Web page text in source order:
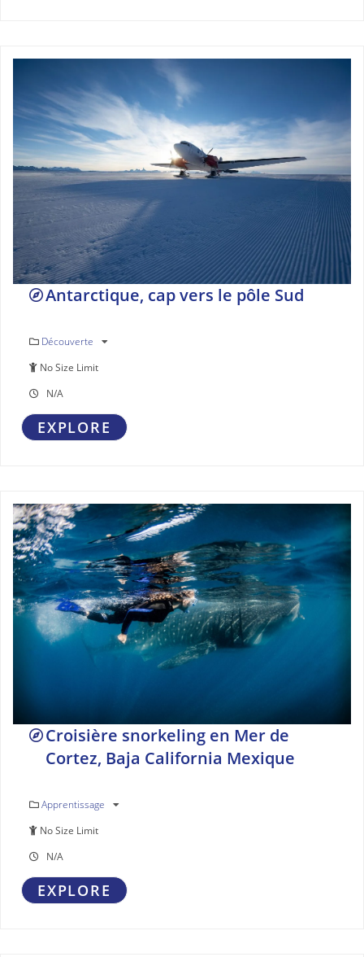
Antarctique, cap vers le pôle Sud
Découverte
No Size Limit
N/A
EXPLORE
Croisière snorkeling en Mer de
Cortez, Baja California Mexique
Apprentissage
No Size Limit
N/A
EXPLORE